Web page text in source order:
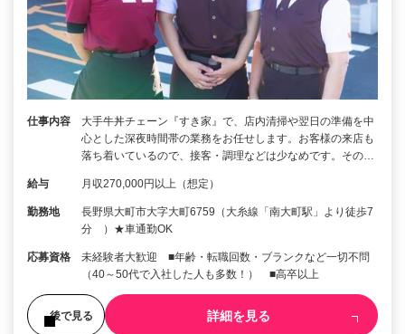
仕事内容
大手牛丼チェーン『すき家』で、店内清掃や翌日の準備を中
心とした深夜時間帯の業務をお任せします。お客様の来店も
落ち着いているので、接客・調理などは少なめです。その…
給与 月収270,000円以上（想定）
勤務地
長野県大町市大字大町6759（大糸線「南大町駅」より徒歩7
分 ）★車通勤OK
応募資格
未経験者大歓迎 ■年齢・転職回数・ブランクなど一切不問
（40～50代で入社した人も多数！） ■高卒以上
後で見る 詳細を見る